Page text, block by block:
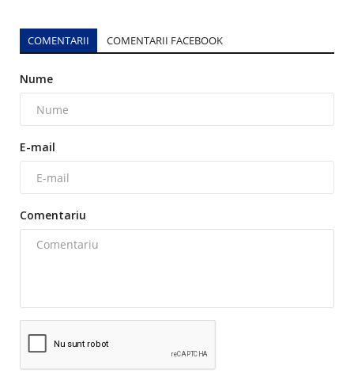
COMENTARII COMENTARII FACEBOOK
Nume
E-mail
Comentariu